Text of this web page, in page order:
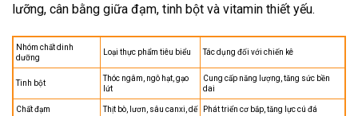
lưỡng, cân bằng giữa đạm, tinh bột và vitamin thiết yếu.
Nhóm chất dinh
dưỡng
Loại thực phẩm tiêu biểu Tác dụng đối với chiến kê
Tinh bột
Thóc ngâm, ngô hạt, gạo
lứt
Cung cấp năng lượng, tăng sức bền
dai
Chất đạm Thịt bò, lươn, sâu canxi, dế Phát triển cơ bắp, tăng lực cú đá